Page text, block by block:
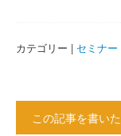
カテゴリー | セミナ
この記事を書い